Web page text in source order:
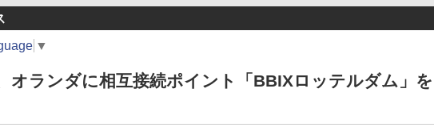
▼
オランダに相互接続ポイント「BBIXロッテルダム」を